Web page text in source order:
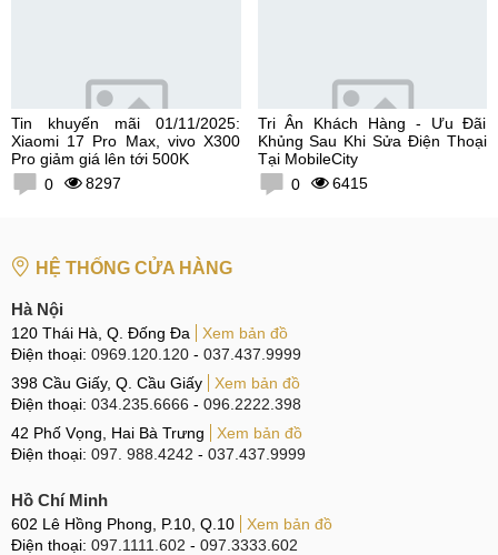
Tin khuyến mãi 01/11/2025:
Xiaomi 17 Pro Max, vivo X300
Pro giảm giá lên tới 500K
0
8297
Tri Ân Khách Hàng - Ưu Đãi
Khủng Sau Khi Sửa Điện Thoại
Tại MobileCity
0
6415
HỆ THỐNG CỬA HÀNG
Hà Nội
120 Thái Hà, Q. Đống Đa
Xem bản đồ
Điện thoại: 0969.120.120 - 037.437.9999
398 Cầu Giấy, Q. Cầu Giấy
Xem bản đồ
Điện thoại: 034.235.6666 - 096.2222.398
42 Phố Vọng, Hai Bà Trưng
Xem bản đồ
Điện thoại: 097. 988.4242 - 037.437.9999
Hồ Chí Minh
602 Lê Hồng Phong, P.10, Q.10
Xem bản đồ
Điện thoại: 097.1111.602 - 097.3333.602